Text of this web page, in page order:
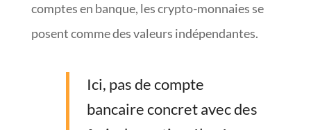
comptes en banque, les crypto-monnaies se
posent comme des valeurs indépendantes.
Ici, pas de compte
bancaire concret avec des